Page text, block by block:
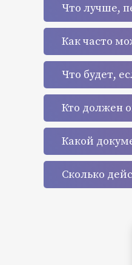
Что лучше,
Как часто
Что будет,
Кто должен
Какой
Сколько